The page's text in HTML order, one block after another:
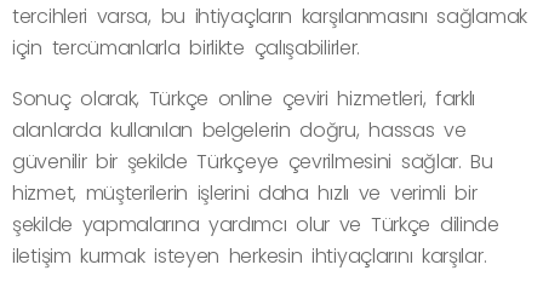
tercihleri varsa, bu ihtiyaçların karşılanmasını sağlamak
için tercümanlarla birlikte çalışabilirler.
Sonuç olarak, Türkçe online çeviri hizmetleri, farklı
alanlarda kullanılan belgelerin doğru, hassas ve
güvenilir bir şekilde Türkçeye çevrilmesini sağlar. Bu
hizmet, müşterilerin işlerini daha hızlı ve verimli bir
şekilde yapmalarına yardımcı olur ve Türkçe dilinde
iletişim kurmak isteyen herkesin ihtiyaçlarını karşılar.